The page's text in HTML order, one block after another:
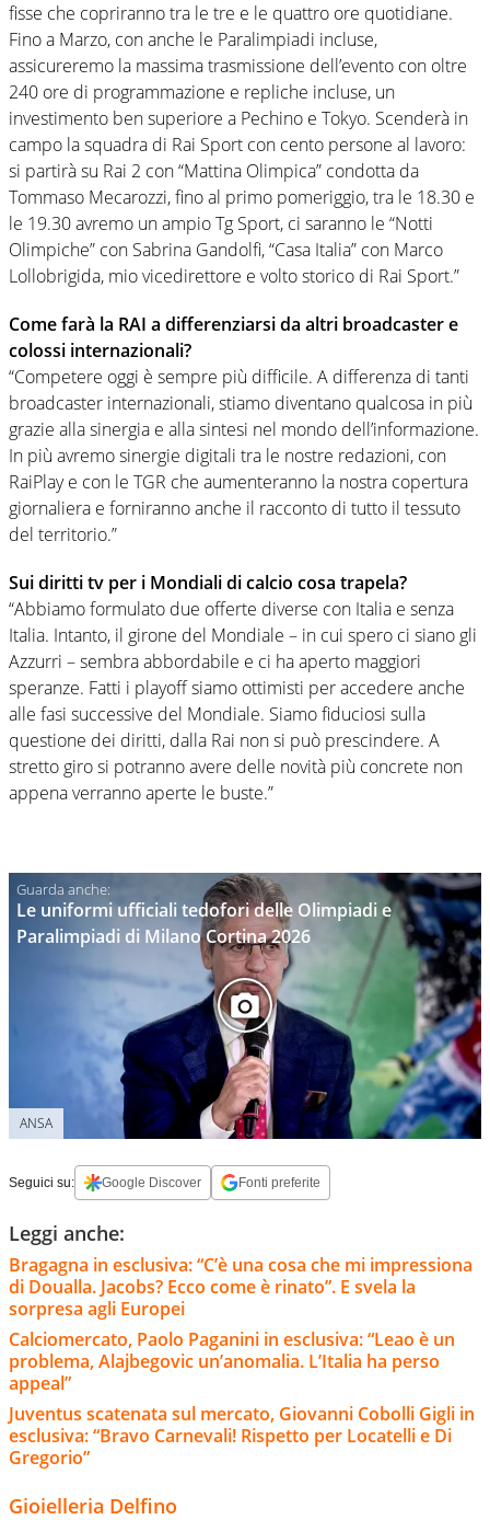
fisse che copriranno tra le tre e le quattro ore quotidiane.
Fino a Marzo, con anche le Paralimpiadi incluse,
assicureremo la massima trasmissione dell’evento con oltre
240 ore di programmazione e repliche incluse, un
investimento ben superiore a Pechino e Tokyo. Scenderà in
campo la squadra di Rai Sport con cento persone al lavoro:
si partirà su Rai 2 con “Mattina Olimpica” condotta da
Tommaso Mecarozzi, fino al primo pomeriggio, tra le 18.30 e
le 19.30 avremo un ampio Tg Sport, ci saranno le “Notti
Olimpiche” con Sabrina Gandolfi, “Casa Italia” con Marco
Lollobrigida, mio vicedirettore e volto storico di Rai Sport.”
Come farà la RAI a differenziarsi da altri broadcaster e
colossi internazionali?
“Competere oggi è sempre più difficile. A differenza di tanti
broadcaster internazionali, stiamo diventano qualcosa in più
grazie alla sinergia e alla sintesi nel mondo dell’informazione.
In più avremo sinergie digitali tra le nostre redazioni, con
RaiPlay e con le TGR che aumenteranno la nostra copertura
giornaliera e forniranno anche il racconto di tutto il tessuto
del territorio.”
Sui diritti tv per i Mondiali di calcio cosa trapela?
“Abbiamo formulato due offerte diverse con Italia e senza
Italia. Intanto, il girone del Mondiale – in cui spero ci siano gli
Azzurri – sembra abbordabile e ci ha aperto maggiori
speranze. Fatti i playoff siamo ottimisti per accedere anche
alle fasi successive del Mondiale. Siamo fiduciosi sulla
questione dei diritti, dalla Rai non si può prescindere. A
stretto giro si potranno avere delle novità più concrete non
appena verranno aperte le buste.”
Le uniformi ufficiali tedofori delle Olimpiadi e
Paralimpiadi di Milano Cortina 2026
ANSA
Seguici su: Google Discover Fonti preferite
Leggi anche:
Bragagna in esclusiva: “C’è una cosa che mi impressiona
di Doualla. Jacobs? Ecco come è rinato”. E svela la
sorpresa agli Europei
Calciomercato, Paolo Paganini in esclusiva: “Leao è un
problema, Alajbegovic un’anomalia. L’Italia ha perso
appeal”
Juventus scatenata sul mercato, Giovanni Cobolli Gigli in
esclusiva: “Bravo Carnevali! Rispetto per Locatelli e Di
Gregorio”
Gioielleria Delfino